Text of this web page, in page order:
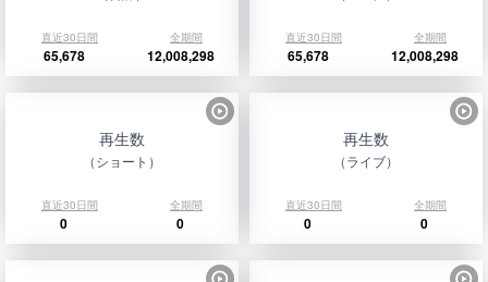
直近30日間 全期間
65,678 12,008,298
直近30日間 全期間
65,678 12,008,298
再生数
（ショート）
直近30日間 全期間
0 0
再生数
（ライブ）
直近30日間 全期間
0 0